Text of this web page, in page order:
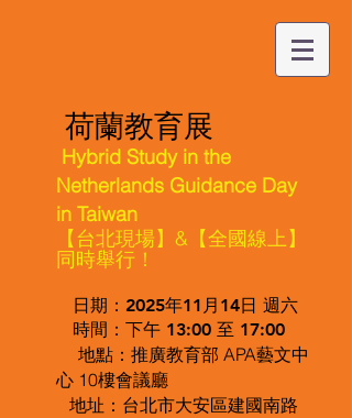
荷蘭教育展
Hybrid Study in the
Netherlands Guidance Day
in Taiwan
【台北現場】&【全國線上】
同時舉行！
日期：2025年11月14日 週六
時間：下午 13:00 至 17:00
地點： 推廣教育部 APA藝文中
心 10樓會議廳
地址：台北市大安區建國南路